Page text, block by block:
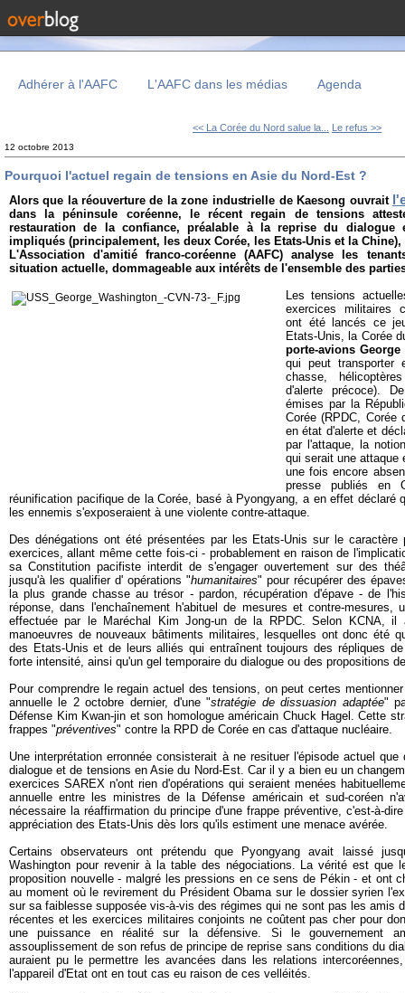
Adhérer à l'AAFC L'AAFC dans les médias Agenda
<< La Corée du Nord salue la... Le refus >>
12 octobre 2013
Pourquoi l'actuel regain de tensions en Asie du Nord-Est ?
Alors que la réouverture de la zone industrielle de Kaesong ouvrait
dans la péninsule coréenne, le récent regain de tensions
restauration de la confiance, préalable à la reprise du dialogue
impliqués (principalement, les deux Corée, les Etats-Unis et la
L'Association d'amitié franco-coréenne (AAFC) analyse les
situation actuelle, dommageable aux intérêts de l'ensemble des
Les tensions
exercices militaires
ont été lancés ce
Etats-Unis, la Corée
porte-avions George
qui peut transporter
chasse,
d'alerte précoce).
émises par la
Corée (RPDC,
en état d'alerte et
par l'attaque, la
qui serait une attaque
une fois encore
presse publiés en
réunification pacifique de la Corée, basé à Pyongyang, a en effet déclaré
les ennemis s'exposeraient à une violente contre-attaque.
Des dénégations ont été présentées par les Etats-Unis sur le caractère
exercices, allant même cette fois-ci - probablement en raison de
sa Constitution pacifiste interdit de s'engager ouvertement sur des
jusqu'à les qualifier d' opérations "humanitaires" pour récupérer des
la plus grande chasse au trésor - pardon, récupération d'épave - de
réponse, dans l'enchaînement h'abituel de mesures et contre-
effectuée par le Maréchal Kim Jong-un de la RPDC. Selon KCNA, il
manoeuvres de nouveaux bâtiments militaires, lesquelles ont donc été
des Etats-Unis et de leurs alliés qui entraînent toujours des répliques
forte intensité, ainsi qu'un gel temporaire du dialogue ou des propositions
Pour comprendre le regain actuel des tensions, on peut certes
annuelle le 2 octobre dernier, d'une "stratégie de dissuasion adaptée"
Défense Kim Kwan-jin et son homologue américain Chuck Hagel. Cette
frappes "préventives" contre la RPD de Corée en cas d'attaque nucléaire.
Une interprétation erronnée consisterait à ne resituer l'épisode actuel
dialogue et de tensions en Asie du Nord-Est. Car il y a bien eu un
exercices SAREX n'ont rien d'opérations qui seraient menées
annuelle entre les ministres de la Défense américain et sud-coréen
nécessaire la réaffirmation du principe d'une frappe préventive, c'est-à-
appréciation des Etats-Unis dès lors qu'ils estiment une menace avérée.
Certains observateurs ont prétendu que Pyongyang avait laissé
Washington pour revenir à la table des négociations. La vérité est que
proposition nouvelle - malgré les pressions en ce sens de Pékin - et ont
au moment où le revirement du Président Obama sur le dossier syrien
sur sa faiblesse supposée vis-à-vis des régimes qui ne sont pas les amis
récentes et les exercices militaires conjoints ne coûtent pas cher pour
une puissance en réalité sur la défensive. Si le gouvernement
assouplissement de son refus de principe de reprise sans conditions du
auraient pu le permettre les avancées dans les relations
l'appareil d'Etat ont en tout cas eu raison de ces velléités.